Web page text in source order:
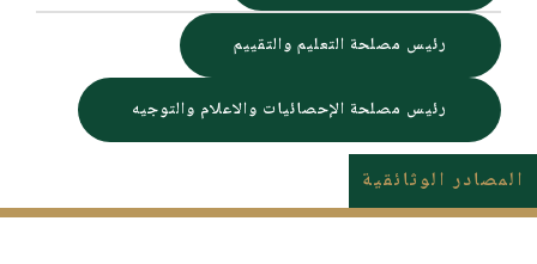
رئيس مصلحة التعليم والتقييم
رئيس مصلحة الإحصائيات والاعلام والتوجيه
المصادر الوثائقية